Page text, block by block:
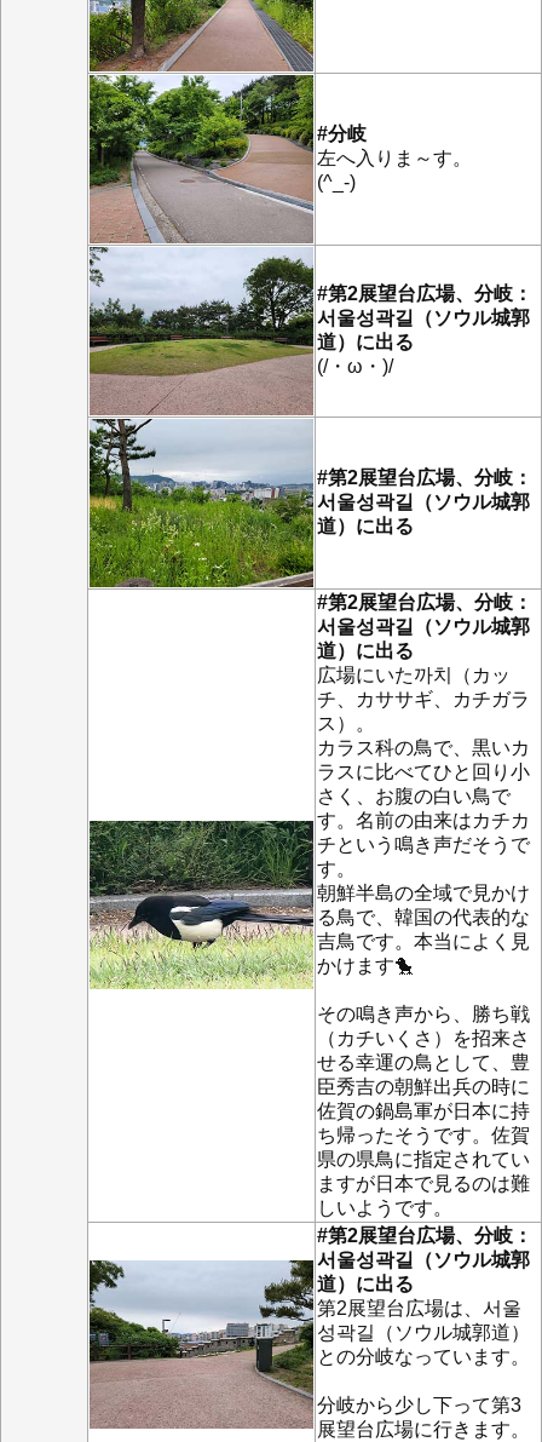
#分岐
左へ入りま～す。
(^_-)
#第2展望台広場、分岐：
서울성곽길（ソウル城郭
道）に出る
(/・ω・)/
#第2展望台広場、分岐：
서울성곽길（ソウル城郭
道）に出る
#第2展望台広場、分岐：
서울성곽길（ソウル城郭
道）に出る
広場にいた까치（カッ
チ、カササギ、カチガラ
ス）。
カラス科の鳥で、黒いカ
ラスに比べてひと回り小
さく、お腹の白い鳥で
す。名前の由来はカチカ
チという鳴き声だそうで
す。
朝鮮半島の全域で見かけ
る鳥で、韓国の代表的な
吉鳥です。本当によく見
かけます🐤
その鳴き声から、勝ち戦
（カチいくさ）を招来さ
せる幸運の鳥として、豊
臣秀吉の朝鮮出兵の時に
佐賀の鍋島軍が日本に持
ち帰ったそうです。佐賀
県の県鳥に指定されてい
ますが日本で見るのは難
しいようです。
#第2展望台広場、分岐：
서울성곽길（ソウル城郭
道）に出る
第2展望台広場は、서울
성곽길（ソウル城郭道）
との分岐なっています。
分岐から少し下って第3
展望台広場に行きます。